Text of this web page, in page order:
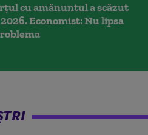
cu amănuntul a scăzut
Economist: Nu lipsa